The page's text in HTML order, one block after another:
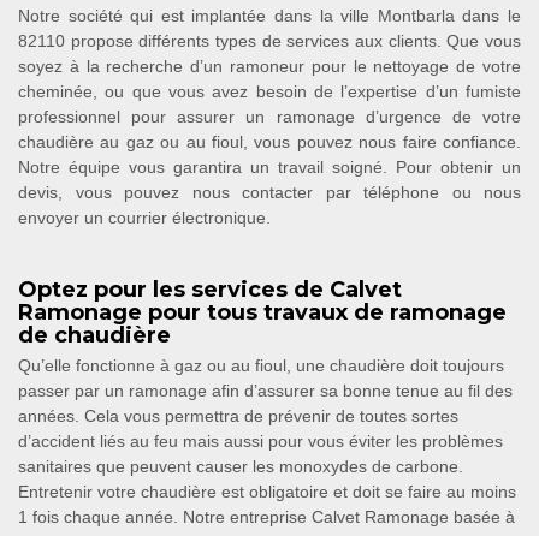
Notre société qui est implantée dans la ville Montbarla dans le
82110 propose différents types de services aux clients. Que vous
soyez à la recherche d’un ramoneur pour le nettoyage de votre
cheminée, ou que vous avez besoin de l’expertise d’un fumiste
professionnel pour assurer un ramonage d’urgence de votre
chaudière au gaz ou au fioul, vous pouvez nous faire confiance.
Notre équipe vous garantira un travail soigné. Pour obtenir un
devis, vous pouvez nous contacter par téléphone ou nous
envoyer un courrier électronique.
Optez pour les services de Calvet
Ramonage pour tous travaux de ramonage
de chaudière
Qu’elle fonctionne à gaz ou au fioul, une chaudière doit toujours
passer par un ramonage afin d’assurer sa bonne tenue au fil des
années. Cela vous permettra de prévenir de toutes sortes
d’accident liés au feu mais aussi pour vous éviter les problèmes
sanitaires que peuvent causer les monoxydes de carbone.
Entretenir votre chaudière est obligatoire et doit se faire au moins
1 fois chaque année. Notre entreprise Calvet Ramonage basée à